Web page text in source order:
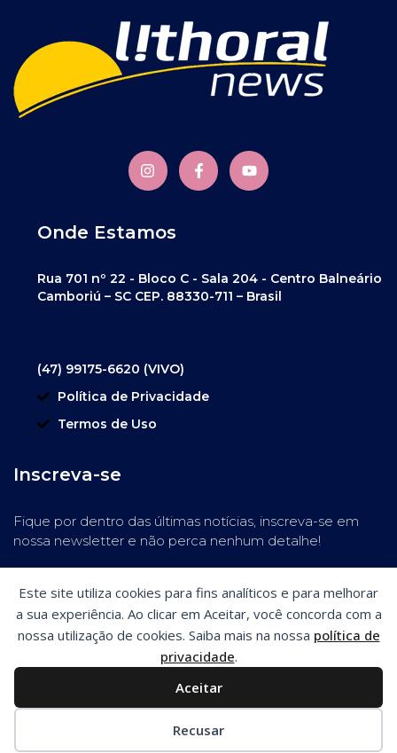
Este site utiliza cookies para fins analíticos e para melhorar
a sua experiência. Ao clicar em Aceitar, você concorda com a
nossa utilização de cookies. Saiba mais na nossa política de
privacidade.
Aceitar
Recusar
Preferências de cookies
Onde Estamos
Rua 701 nº 22 - Bloco C - Sala 204 - Centro Balneário
Camboriú – SC CEP. 88330-711 – Brasil
(47) 99175-6620 (VIVO)
Política de Privacidade
Termos de Uso
Inscreva-se
Fique por dentro das últimas notícias, inscreva-se em
nossa newsletter e não perca nenhum detalhe!
SiteSmart